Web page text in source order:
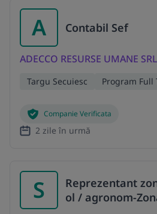
A Contabil Sef
ADECCO RESURSE UMANE SRL
Targu Secuiesc Program Full
Companie Verificata
2 zile în urmă
S
Reprezentant
ol / agronom-